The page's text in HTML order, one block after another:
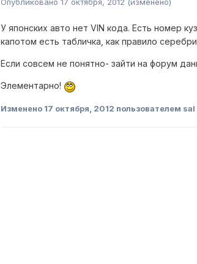
У японских авто нет VIN кода. Есть номер
капотом есть табличка, как правило
Если совсем не понятно- зайти на форум
Элементарно!
Изменено 17 октября, 2012 пользователем sal